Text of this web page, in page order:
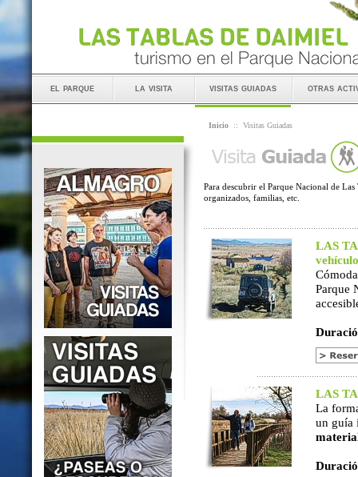
el parque la visita visitas guiadas otras
Inicio :: Visitas Guiadas
Para descubrir el Parque Nacional de
organizados, familias, etc.
LAS
vehículo
Parque
LAS
La
un guía